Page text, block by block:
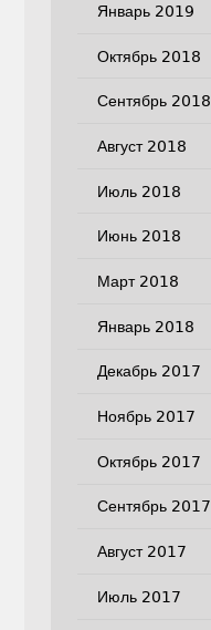
Январь 2019
Октябрь 2018
Сентябрь 2018
Август 2018
Июль 2018
Июнь 2018
Март 2018
Январь 2018
Декабрь 2017
Ноябрь 2017
Октябрь 2017
Сентябрь 2017
Август 2017
Июль 2017